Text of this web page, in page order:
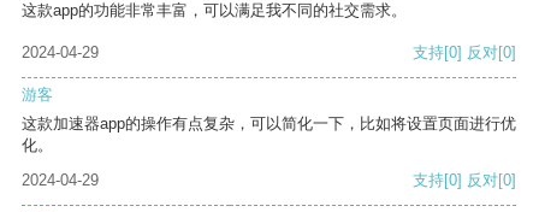
这款app的功能非常丰富，可以满足我不同的社交需求。
2024-04-29 支持[0] 反对[0]
游客
这款加速器app的操作有点复杂，可以简化一下，比如将设置页面进行优
化。
2024-04-29
支持[0] 反对[0]